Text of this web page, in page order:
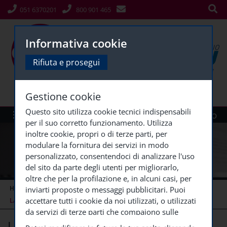
Menù Siti Gruppo
051 6370201 800 901 465
HOME CORSI ECM (COPY)
CORSI ECM CONCLUSI
LA GESTIONE DELLA...
Informativa cookie
Rifiuta e prosegui
Gestione cookie
Questo sito utilizza cookie tecnici indispensabili
per il suo corretto funzionamento. Utilizza
inoltre cookie, propri o di terze parti, per
modulare la fornitura dei servizi in modo
personalizzato, consentendoci di analizzare l'uso
del sito da parte degli utenti per migliorarlo,
oltre che per la profilazione e, in alcuni casi, per
inviarti proposte o messaggi pubblicitari. Puoi
accettare tutti i cookie da noi utilizzati, o utilizzati
da servizi di terze parti che compaiono sulle
pagine di questo sito, premendo il pulsante